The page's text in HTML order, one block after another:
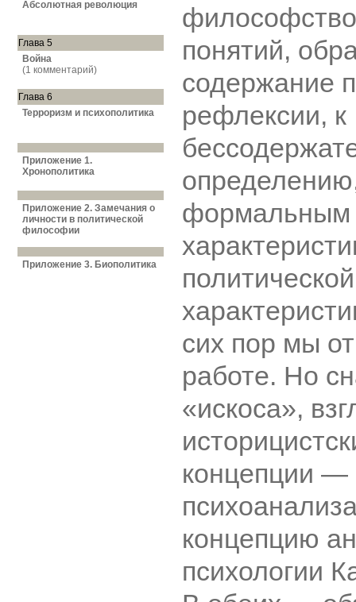
Абсолютная революция
Глава 5
Война
(1 комментарий)
Глава 6
Терроризм и психополитика
Приложение 1.
Хронополитика
Приложение 2. Замечания о
личности в политической
философии
Приложение 3. Биополитика
понятий,
содержание
рефлексии, к
формальным
сих пор мы
работе. Но
«искоса»,
концепции ―
концепцию
психологии